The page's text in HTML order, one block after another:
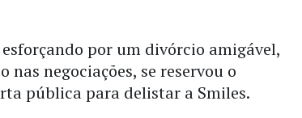
esforçando por um divórcio amigável,
nas negociações, se reservou o
pública para delistar a Smiles.